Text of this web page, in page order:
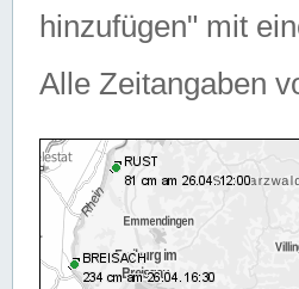
hinzufügen" mit
Alle Zeitangaben